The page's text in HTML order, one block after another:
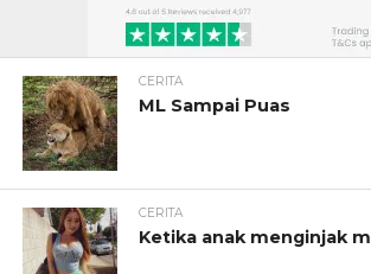
CERITA
ML Sampai Puas
CERITA
Ketika anak menginjak